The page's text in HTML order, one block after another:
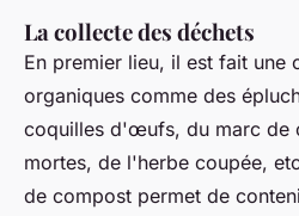
La collecte des déchets
En premier lieu, il est fait une
organiques comme des
coquilles d'œufs, du marc de
mortes, de l'herbe coupée,
de compost permet de